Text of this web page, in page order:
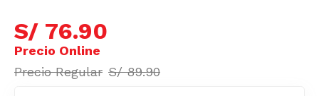
S/ 76.90
S/ 89.90